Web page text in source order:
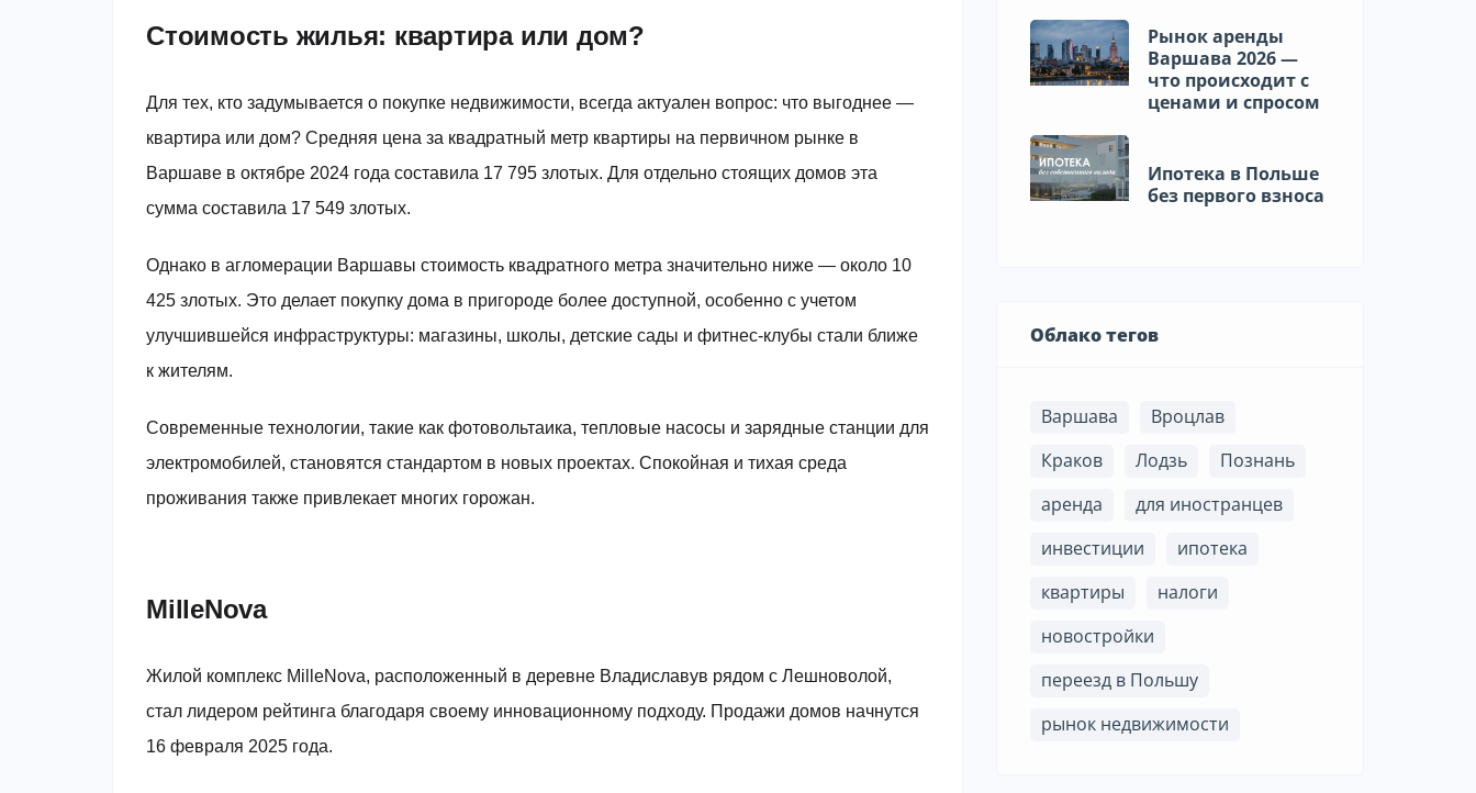
Стоимость жилья: квартира или дом?
Для тех, кто задумывается о покупке недвижимости, всегда актуален вопрос: что выгоднее —
квартира или дом? Средняя цена за квадратный метр квартиры на первичном рынке в
Варшаве в октябре 2024 года составила 17 795 злотых. Для отдельно стоящих домов эта
сумма составила 17 549 злотых.
Однако в агломерации Варшавы стоимость квадратного метра значительно ниже — около 10
425 злотых. Это делает покупку дома в пригороде более доступной, особенно с учетом
улучшившейся инфраструктуры: магазины, школы, детские сады и фитнес-клубы стали ближе
к жителям.
Современные технологии, такие как фотовольтаика, тепловые насосы и зарядные станции для
электромобилей, становятся стандартом в новых проектах. Спокойная и тихая среда
проживания также привлекает многих горожан.
MilleNova
Жилой комплекс MilleNova, расположенный в деревне Владиславув рядом с Лешноволой,
стал лидером рейтинга благодаря своему инновационному подходу. Продажи домов начнутся
16 февраля 2025 года.
Рынок аренды
Варшава 2026 —
что происходит с
ценами и спросом
Ипотека в Польше
без первого взноса
Облако тегов
Варшава
Вроцлав
Краков
Лодзь
Познань
аренда
для иностранцев
инвестиции
ипотека
квартиры
налоги
новостройки
переезд в Польшу
рынок недвижимости